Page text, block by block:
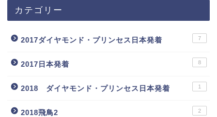
カテゴリー
2017ダイヤモンド・プリンセス日本発着 7
2017日本発着 8
2018 ダイヤモンド・プリンセス日本発着 1
2018飛鳥2 2